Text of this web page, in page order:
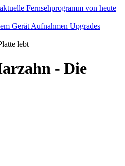
Gerät Aufnahmen Upgrades
- Die